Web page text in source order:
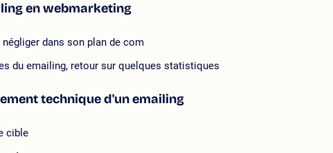
en webmarketing
dans son plan de com
du emailing, retour sur quelques statistiques
technique d'un emailing
cible